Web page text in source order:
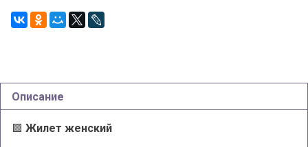
Описание
🟩 Жилет женский